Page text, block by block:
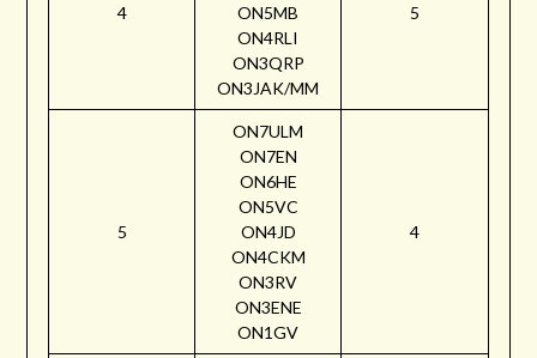
4
ON5MB
ON4RLI
ON3QRP
ON3JAK/MM
5
5
ON7ULM
ON7EN
ON6HE
ON5VC
ON4JD
ON4CKM
ON3RV
ON3ENE
ON1GV
4